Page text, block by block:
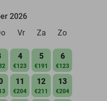
2026
Vr Za Zo
4
€123
5
€191
6
€123
11
€204
12
€211
13
€204